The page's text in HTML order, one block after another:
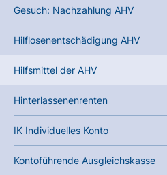
Gesuch: Nachzahlung AHV
Hilflosenentschädigung AHV
Hilfsmittel der AHV
Hinterlassenenrenten
IK Individuelles Konto
Kontoführende Ausgleichskasse